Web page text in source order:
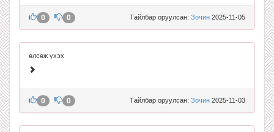
Тайлбар оруулсан: Зочин 2025-11-05
0 0
өлсөж үхэх
Тайлбар оруулсан: Зочин 2025-11-03
0 0